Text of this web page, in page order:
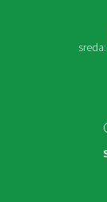
sreda: